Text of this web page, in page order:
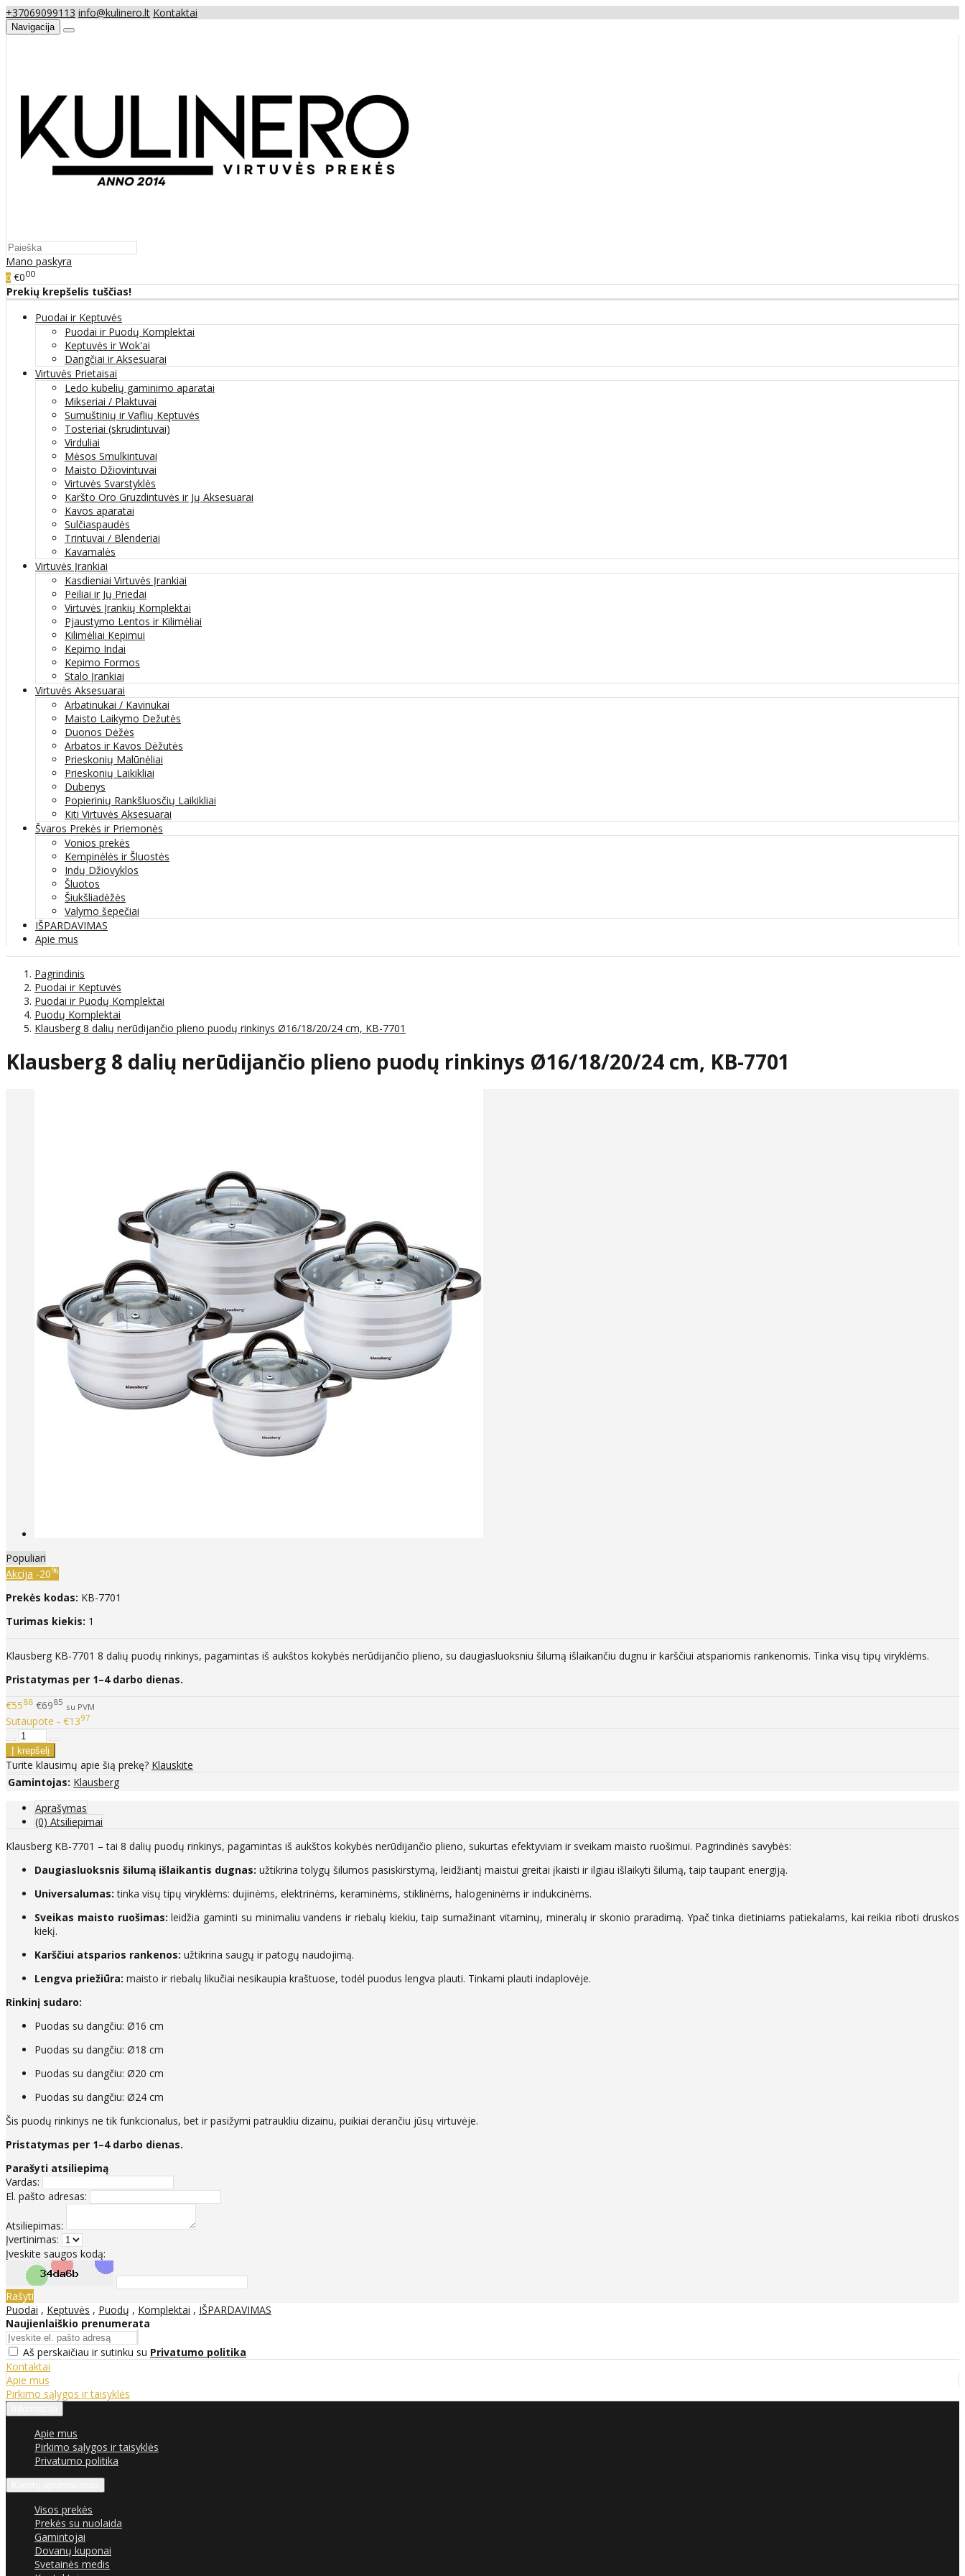
+37069099113 info@kulinero.lt Kontaktai
Navigacija
Mano paskyra
0 €000
Prekių krepšelis tuščias!
Puodai ir Keptuvės
Puodai ir Puodų Komplektai
Keptuvės ir Wok'ai
Dangčiai ir Aksesuarai
Virtuvės Prietaisai
Ledo kubelių gaminimo aparatai
Mikseriai / Plaktuvai
Sumuštinių ir Vaflių Keptuvės
Tosteriai (skrudintuvai)
Virduliai
Mėsos Smulkintuvai
Maisto Džiovintuvai
Virtuvės Svarstyklės
Karšto Oro Gruzdintuvės ir Jų Aksesuarai
Kavos aparatai
Sulčiaspaudės
Trintuvai / Blenderiai
Kavamalės
Virtuvės Įrankiai
Kasdieniai Virtuvės Įrankiai
Peiliai ir Jų Priedai
Virtuvės Įrankių Komplektai
Pjaustymo Lentos ir Kilimėliai
Kilimėliai Kepimui
Kepimo Indai
Kepimo Formos
Stalo Įrankiai
Virtuvės Aksesuarai
Arbatinukai / Kavinukai
Maisto Laikymo Dežutės
Duonos Dėžės
Arbatos ir Kavos Dėžutės
Prieskonių Malūnėliai
Prieskonių Laikikliai
Dubenys
Popierinių Rankšluosčių Laikikliai
Kiti Virtuvės Aksesuarai
Švaros Prekės ir Priemonės
Vonios prekės
Kempinėlės ir Šluostės
Indų Džiovyklos
Šluotos
Šiukšliadėžės
Valymo šepečiai
IŠPARDAVIMAS
Apie mus
Pagrindinis
Puodai ir Keptuvės
Puodai ir Puodų Komplektai
Puodų Komplektai
Klausberg 8 dalių nerūdijančio plieno puodų rinkinys Ø16/18/20/24 cm, KB-7701
Klausberg 8 dalių nerūdijančio plieno puodų rinkinys Ø16/18/20/24 cm, KB-7701
Populiari
Akcija -20%
Prekės kodas: KB-7701
Turimas kiekis: 1
Klausberg KB-7701 8 dalių puodų rinkinys, pagamintas iš aukštos kokybės nerūdijančio plieno, su daugiasluoksniu šilumą išlaikančiu dugnu ir karščiui atspariomis rankenomis. Tinka visų tipų viryklėms.
Pristatymas per 1–4 darbo dienas.
€5588 €6985 su PVM
Sutaupote - €1397
Turite klausimų apie šią prekę? Klauskite
Gamintojas: Klausberg
Aprašymas
(0) Atsiliepimai
Klausberg KB-7701 – tai 8 dalių puodų rinkinys, pagamintas iš aukštos kokybės nerūdijančio plieno, sukurtas efektyviam ir sveikam maisto ruošimui. Pagrindinės savybės:
Daugiasluoksnis šilumą išlaikantis dugnas: užtikrina tolygų šilumos pasiskirstymą, leidžiantį maistui greitai įkaisti ir ilgiau išlaikyti šilumą, taip taupant energiją.
Universalumas: tinka visų tipų viryklėms: dujinėms, elektrinėms, keraminėms, stiklinėms, halogeninėms ir indukcinėms.
Sveikas maisto ruošimas: leidžia gaminti su minimaliu vandens ir riebalų kiekiu, taip sumažinant vitaminų, mineralų ir skonio praradimą. Ypač tinka dietiniams patiekalams, kai reikia riboti druskos
kiekį.
Karščiui atsparios rankenos: užtikrina saugų ir patogų naudojimą.
Lengva priežiūra: maisto ir riebalų likučiai nesikaupia kraštuose, todėl puodus lengva plauti. Tinkami plauti indaplovėje.
Rinkinį sudaro:
Puodas su dangčiu: Ø16 cm
Puodas su dangčiu: Ø18 cm
Puodas su dangčiu: Ø20 cm
Puodas su dangčiu: Ø24 cm
Šis puodų rinkinys ne tik funkcionalus, bet ir pasižymi patraukliu dizainu, puikiai derančiu jūsų virtuvėje.
Pristatymas per 1–4 darbo dienas.
Parašyti atsiliepimą
Vardas:
El. pašto adresas:
Atsiliepimas:
Įvertinimas:
Įveskite saugos kodą:
Rašyti
Puodai , Keptuvės , Puodų , Komplektai , IŠPARDAVIMAS
Naujienlaiškio prenumerata
Aš perskaičiau ir sutinku su Privatumo politika
Kontaktai
Apie mus
Pirkimo sąlygos ir taisyklės
Apie mus
Pirkimo sąlygos ir taisyklės
Privatumo politika
Visos prekės
Prekės su nuolaida
Gamintojai
Dovanų kuponai
Svetainės medis